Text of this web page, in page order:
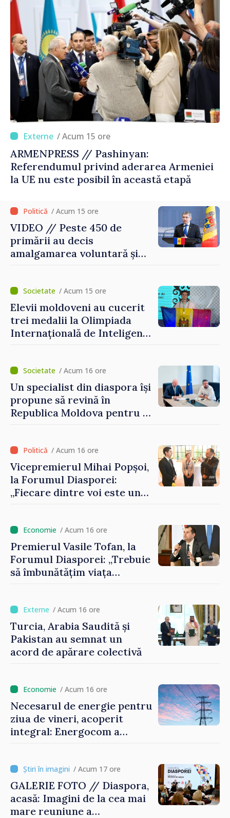
/ Acum 15 ore
ARMENPRESS // Pashinyan:
Referendumul privind aderarea Armeniei
la UE nu este posibil în această etapă
/ Acum 15 ore
VIDEO // Peste 450 de
primării au decis
amalgamarea voluntară și
Grosu: „Este important să
depășim blocajele și să dăm o
șansă localităților să se
dezvolte”
/ Acum 15 ore
Elevii moldoveni au cucerit
trei medalii la Olimpiada
Internațională de Inteligență
/ Acum 16 ore
Un specialist din diaspora își
propune să revină în
Republica Moldova pentru a
/ Acum 16 ore
Vicepremierul Mihai Popșoi,
la Forumul Diasporei:
„Fiecare dintre voi este un
imaginii Republicii Moldova”
/ Acum 16 ore
Premierul Vasile Tofan, la
Forumul Diasporei: „Trebuie
să îmbunătățim viața
/ Acum 16 ore
Turcia, Arabia Saudită și
Pakistan au semnat un
acord de apărare colectivă
/ Acum 16 ore
Necesarul de energie pentru
ziua de vineri, acoperit
integral: Energocom a
/ Acum 17 ore
GALERIE FOTO // Diaspora,
acasă: Imagini de la cea mai
mare reuniune a